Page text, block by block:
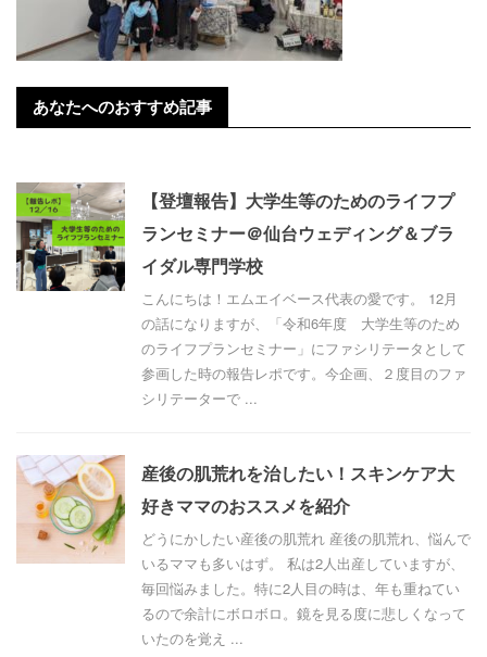
あなたへのおすすめ記事
【登壇報告】大学生等のためのライフプ
ランセミナー＠仙台ウェディング＆ブラ
イダル専門学校
こんにちは！エムエイベース代表の愛です。 12月
の話になりますが、「令和6年度 大学生等のため
のライフプランセミナー」にファシリテータとして
参画した時の報告レポです。今企画、２度目のファ
シリテーターで ...
産後の肌荒れを治したい！スキンケア大
好きママのおススメを紹介
どうにかしたい産後の肌荒れ 産後の肌荒れ、悩んで
いるママも多いはず。 私は2人出産していますが、
毎回悩みました。特に2人目の時は、年も重ねてい
るので余計にボロボロ。鏡を見る度に悲しくなって
いたのを覚え ...